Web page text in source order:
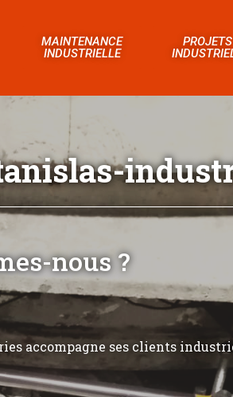
MAINTENANCE
INDUSTRIELLE
PROJETS
nous ?
accompagne ses clients